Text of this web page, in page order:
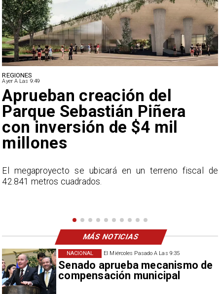
El Miércoles Pasado A Las 9:35
Senado aprueba mecanismo de
compensación municipal
NACIONAL
DEPORTES
Ayer A Las 9:49
Claudio Bravo baja la
euforia sobre fichaje de
Vozinha
En el programa ESPN F90 Chile, Claudio Bravo ofrece
una visión más moderada sobre las expectativas del
MÁS NOTICIAS